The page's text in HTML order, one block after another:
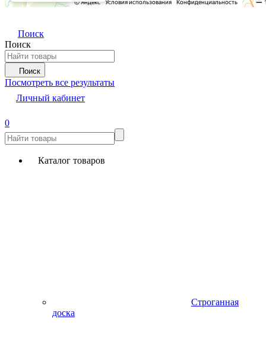
Поиск
Поиск
Поиск
Посмотреть все результаты
Личный кабинет
0
Каталог товаров
Строганная
доска